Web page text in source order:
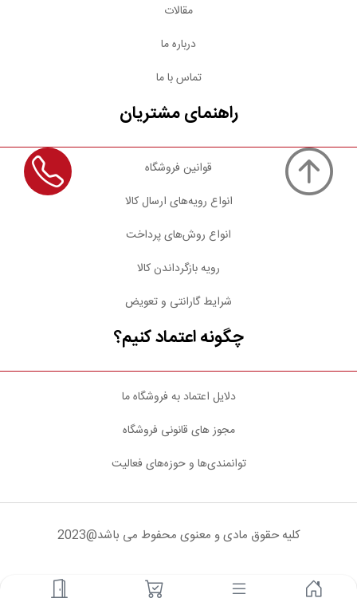
مقالات
درباره ما
تماس با ما
راهنمای مشتریان
قوانین فروشگاه
انواع رویه‌های ارسال کالا
انواع روش‌های پرداخت
رویه بازگرداندن کالا
شرایط گارانتی و تعویض
چگونه اعتماد کنیم؟
دلایل اعتماد به فروشگاه ما
مجوز های قانونی فروشگاه
توانمندی‌ها و حوزه‌های فعالیت
کلیه حقوق مادی و معنوی محفوط می باشد@2023
شبکه های اجتماعی